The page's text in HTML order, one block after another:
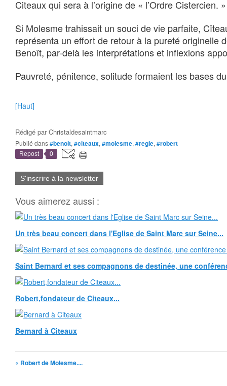
Citeaux qui sera à l’origine de « l’Ordre Cistercien. »
Si Molesme trahissait un souci de vie parfaite,
représenta un effort de retour à la pureté originelle
Benoît, par-delà les interprétations et inflexions
Pauvreté, pénitence, solitude formaient les bases
[Haut]
Rédigé parChristaldesaintmarc
Publié dans#benoit, #citeaux, #molesme, #regle, #robert
Repost 0
S'inscrire à la newsletter
Vous aimerez aussi :
Un très beau concert dans l'Eglise de Saint Marc sur Seine...
Saint Bernard et ses compagnons de destinée, une
Robert,fondateur de Citeaux...
Bernard à Citeaux
« Robert de Molesme....